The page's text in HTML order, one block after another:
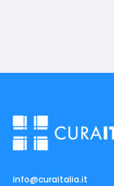
info@curaitalia.it